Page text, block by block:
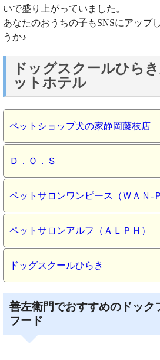
いで盛り上がっていました。
あなたのおうちの子もSNSにアップ
うか♪
ドッグスクールひら
ットホテル
ペットショップ犬の家静岡藤枝店
Ｄ．Ｏ．Ｓ
ペットサロンワンピース（ＷＡＮ‐
ペットサロンアルフ（ＡＬＰＨ）
ドッグスクールひらき
善左衛門でおすすめのドック
フード